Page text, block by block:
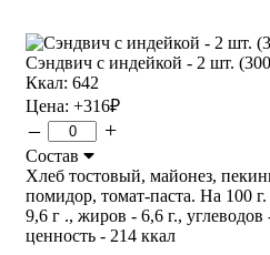
Сэндвич с индейкой - 2 шт.
Ккал: 642
Цена: +316₽
– +
Состав
Хлеб тостовый, майонез,
помидор, томат-паста. На 100
9,6 г ., жиров - 6,6 г., углеводов
ценность - 214 ккал